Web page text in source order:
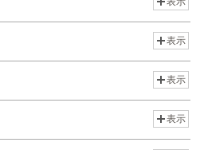
表示
表示
表示